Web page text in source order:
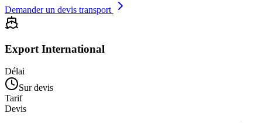
Demander un devis transport
Export International
Délai
Sur devis
Tarif
Devis